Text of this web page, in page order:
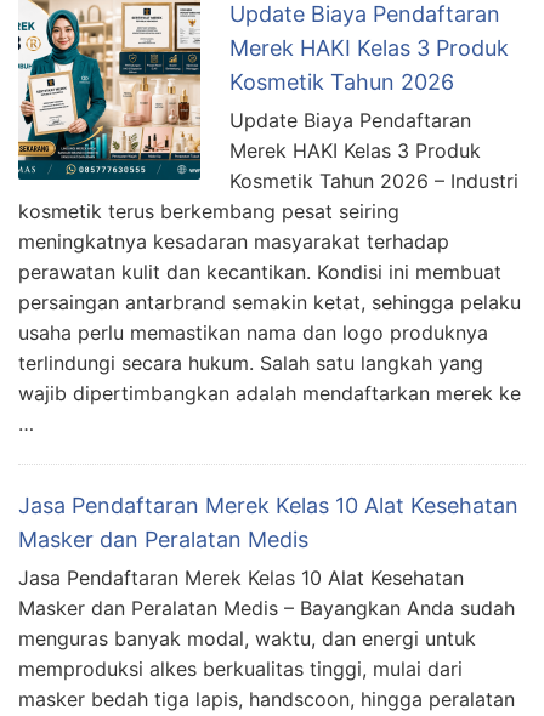
Update Biaya Pendaftaran
Merek HAKI Kelas 3 Produk
Kosmetik Tahun 2026
Update Biaya Pendaftaran
Merek HAKI Kelas 3 Produk
Kosmetik Tahun 2026 – Industri
kosmetik terus berkembang pesat seiring
meningkatnya kesadaran masyarakat terhadap
perawatan kulit dan kecantikan. Kondisi ini membuat
persaingan antarbrand semakin ketat, sehingga pelaku
usaha perlu memastikan nama dan logo produknya
terlindungi secara hukum. Salah satu langkah yang
wajib dipertimbangkan adalah mendaftarkan merek ke
…
Jasa Pendaftaran Merek Kelas 10 Alat Kesehatan
Masker dan Peralatan Medis
Jasa Pendaftaran Merek Kelas 10 Alat Kesehatan
Masker dan Peralatan Medis – Bayangkan Anda sudah
menguras banyak modal, waktu, dan energi untuk
memproduksi alkes berkualitas tinggi, mulai dari
masker bedah tiga lapis, handscoon, hingga peralatan